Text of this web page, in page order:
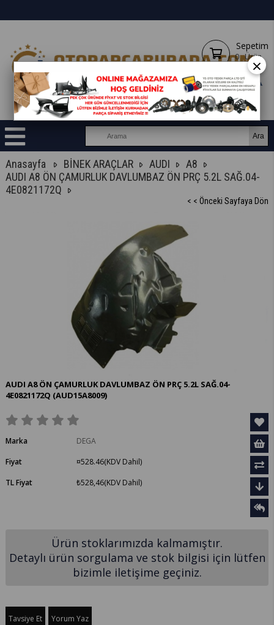
Sepetim
0 Ürün
Anasayfa BİNEK ARAÇLAR AUDI
A8
AUDI A8 ÖN ÇAMURLUK DAVLUMBAZ ÖN PRÇ 5.2L SAĞ.04-
4E0821172Q
< < Önceki Sayfaya Dön
AUDI A8 ÖN ÇAMURLUK DAVLUMBAZ ÖN PRÇ 5.2L SAĞ.04-
4E0821172Q (AUD15A8009)
Marka
DEGA
Fiyat
¤528.46(KDV Dahil)
TL Fiyat
₺528,46(KDV Dahil)
Ürün stoklarımızda kalmamıştır.
Detaylı ürün sorgulama ve stok bilgisi için lütfen
bizimle iletişime geçiniz.
Tavsiye Et Yorum Yaz
×